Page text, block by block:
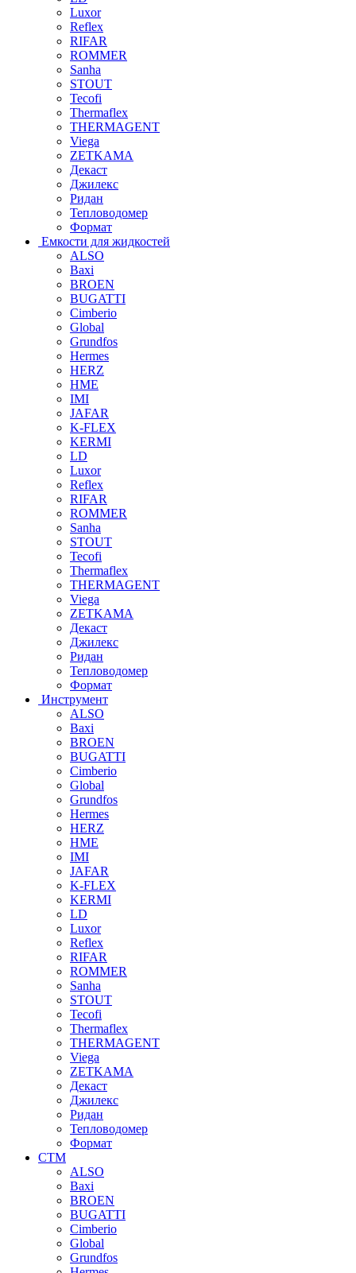
Luxor
Reflex
RIFAR
ROMMER
Sanha
STOUT
Tecofi
Thermaflex
THERMAGENT
Viega
ZETKAMA
Декаст
Джилекс
Ридан
Тепловодомер
Формат
Емкости для жидкостей
ALSO
Baxi
BROEN
BUGATTI
Cimberio
Global
Grundfos
Hermes
HERZ
HME
IMI
JAFAR
K-FLEX
KERMI
LD
Luxor
Reflex
RIFAR
ROMMER
Sanha
STOUT
Tecofi
Thermaflex
THERMAGENT
Viega
ZETKAMA
Декаст
Джилекс
Ридан
Тепловодомер
Формат
Инструмент
ALSO
Baxi
BROEN
BUGATTI
Cimberio
Global
Grundfos
Hermes
HERZ
HME
IMI
JAFAR
K-FLEX
KERMI
LD
Luxor
Reflex
RIFAR
ROMMER
Sanha
STOUT
Tecofi
Thermaflex
THERMAGENT
Viega
ZETKAMA
Декаст
Джилекс
Ридан
Тепловодомер
Формат
СТМ
ALSO
Baxi
BROEN
BUGATTI
Cimberio
Global
Grundfos